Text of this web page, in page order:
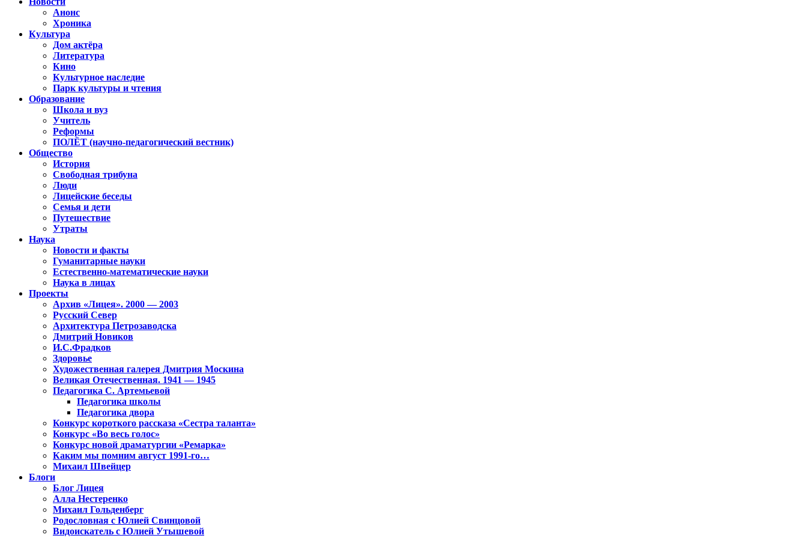
Анонс
Хроника
Культура
Дом актёра
Литература
Кино
Культурное наследие
Парк культуры и чтения
Образование
Школа и вуз
Учитель
Реформы
ПОЛЁТ (научно-педагогический вестник)
Общество
История
Свободная трибуна
Люди
Лицейские беседы
Семья и дети
Путешествие
Утраты
Наука
Новости и факты
Гуманитарные науки
Естественно-математические науки
Наука в лицах
Проекты
Архив «Лицея». 2000 — 2003
Русский Север
Архитектура Петрозаводска
Дмитрий Новиков
И.С.Фрадков
Здоровье
Художественная галерея Дмитрия Москина
Великая Отечественная. 1941 — 1945
Педагогика С. Артемьевой
Педагогика школы
Педагогика двора
Конкурс короткого рассказа «Сестра таланта»
Конкурс «Во весь голос»
Конкурс новой драматургии «Ремарка»
Каким мы помним август 1991-го…
Михаил Швейцер
Блоги
Блог Лицея
Алла Нестеренко
Михаил Гольденберг
Родословная с Юлией Свинцовой
Видоискатель с Юлией Утышевой